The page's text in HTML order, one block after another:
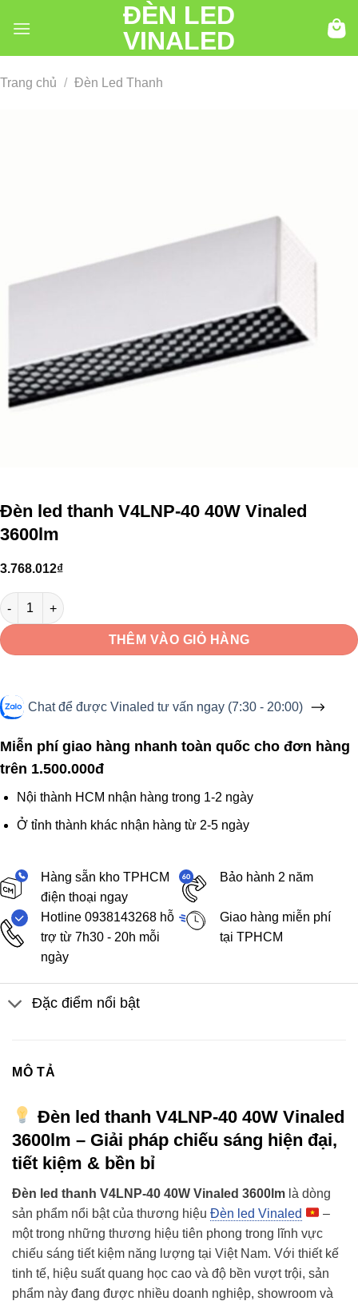
đến
ĐÈN LED
VINALED
Trang chủ / Đèn Led Thanh
Đèn led thanh V4LNP-40 40W Vinaled
3600lm
3.768.012₫
Đèn led thanh V4LNP-40 40W Vinaled 3600lm số lượng
THÊM VÀO GIỎ HÀNG
Chat để được Vinaled tư vấn ngay (7:30 - 20:00)
Miễn phí giao hàng nhanh toàn quốc cho đơn hàng
trên 1.500.000đ
Nội thành HCM nhận hàng trong 1-2 ngày
Ở tỉnh thành khác nhận hàng từ 2-5 ngày
Hàng sẵn kho TPHCM
điện thoại ngay
Bảo hành 2 năm
Hotline 0938143268 hỗ
trợ từ 7h30 - 20h mỗi
ngày
Giao hàng miễn phí
tại TPHCM
Đặc điểm nổi bật
MÔ TẢ
Đèn led thanh V4LNP-40 40W Vinaled
3600lm – Giải pháp chiếu sáng hiện đại,
tiết kiệm & bền bỉ
Đèn led thanh V4LNP-40 40W Vinaled 3600lm là dòng
sản phẩm nổi bật của thương hiệu Đèn led Vinaled
–
một trong những thương hiệu tiên phong trong lĩnh vực
chiếu sáng tiết kiệm năng lượng tại Việt Nam. Với thiết kế
tinh tế, hiệu suất quang học cao và độ bền vượt trội, sản
phẩm này đang được nhiều doanh nghiệp, showroom và